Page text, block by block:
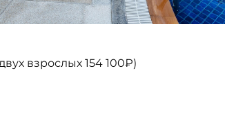
взрослых 154 100₽)